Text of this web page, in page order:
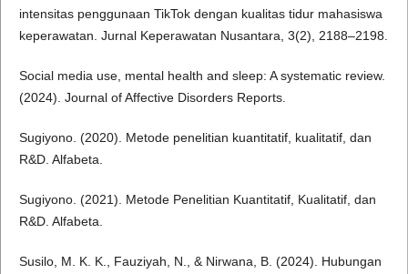
intensitas penggunaan TikTok dengan kualitas tidur mahasiswa
keperawatan. Jurnal Keperawatan Nusantara, 3(2), 2188–2198.
Social media use, mental health and sleep: A systematic review.
(2024). Journal of Affective Disorders Reports.
Sugiyono. (2020). Metode penelitian kuantitatif, kualitatif, dan
R&D. Alfabeta.
Sugiyono. (2021). Metode Penelitian Kuantitatif, Kualitatif, dan
R&D. Alfabeta.
Susilo, M. K. K., Fauziyah, N., & Nirwana, B. (2024). Hubungan